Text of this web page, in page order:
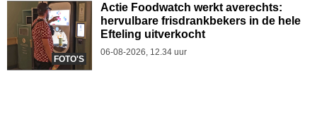
FOTO'S
Actie Foodwatch werkt averechts:
hervulbare frisdrankbekers in de hele
Efteling uitverkocht
06-08-2026, 12.34 uur